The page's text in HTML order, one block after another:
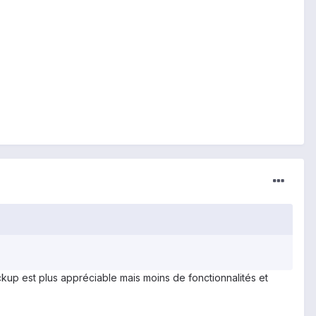
est plus appréciable mais moins de fonctionnalités et